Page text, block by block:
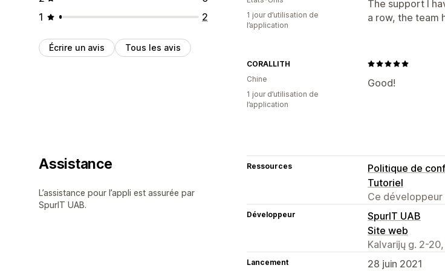
API et webhooks
1
2
Écrire un avis Tous les avis
The support I
a row, the team
1 jour d’utilisation de
l’application
Good!
CORALLITH
Chine
1 jour d’utilisation de
l’application
Assistance
L’assistance pour l’appli est assurée par
SpurIT UAB.
Ressources
Politique de
Tutoriel
Ce développeur
Développeur
SpurIT UAB
Site web
Kalvarijų g. 2-
Lancement 28 juin 2021